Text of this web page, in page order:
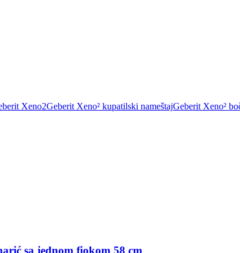
Xeno2Geberit Xeno² kupatilski nameštajGeberit Xeno²
sa jednom fiokom 58 cm